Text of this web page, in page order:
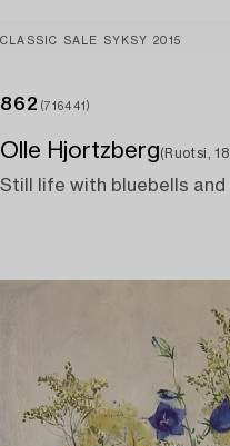
CLASSIC SALE SYKSY 2015
862 (716441)
Olle Hjortzberg(Ruotsi,
Still life with bluebells and